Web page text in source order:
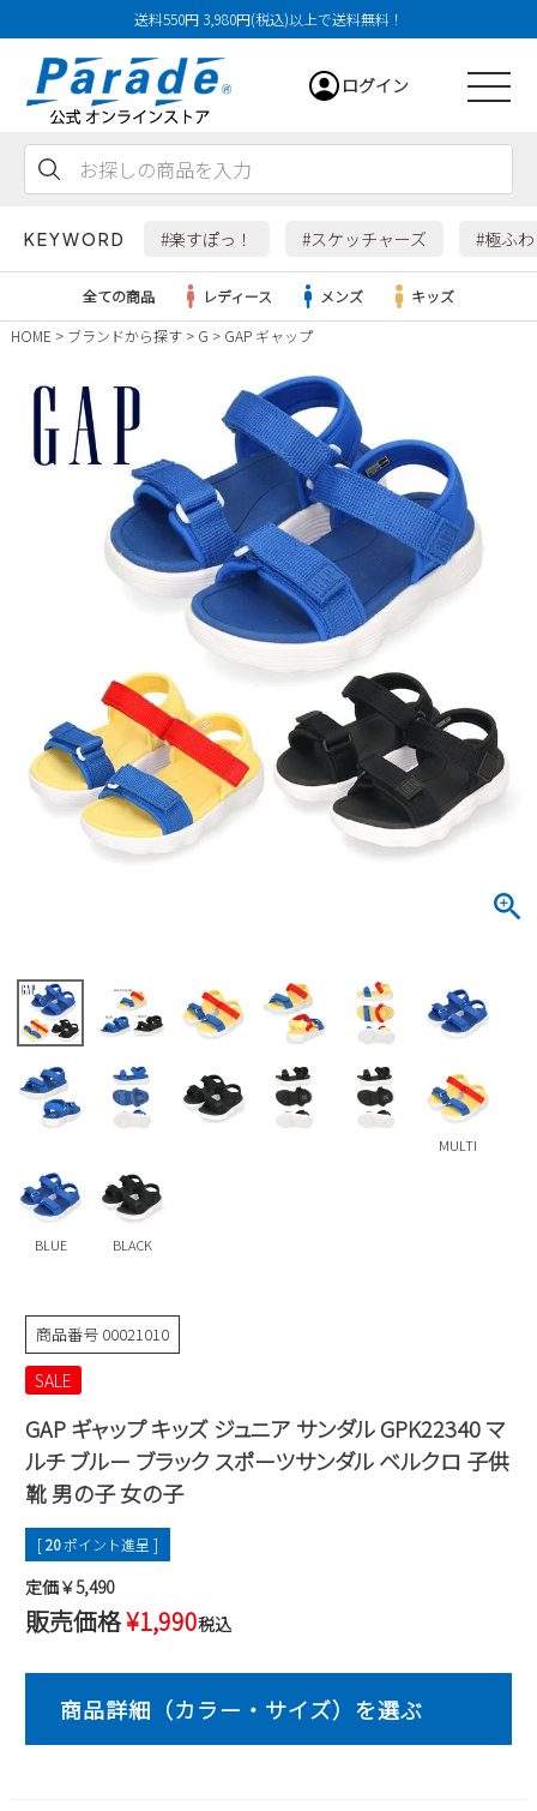
送料550円 3,980円(税込)以上で送料無料！
ログイン
KEYWORD #楽すぽっ！ #スケッチャーズ #極ふ
レディース
すべての商品
サンダル
レインシューズ
スニーカー
ローファー
カジュアルシューズ
ウェア
Parade
moz
new balance
puma
メンズ
すべての商品
レインシューズ
スニーカー
ビジネス・ドレスシューズ
ワークシューズ
ブーツ
ウェア
Parade
SKECHERS
EDWIN
new balance
キッズ
サンダル
レインシューズ
スニーカー
ブーツ
Parade
new balance
asics
すべての商品
レディース新入荷
メンズ新入荷
SALE
すべての商品
キッズSALE
バッグ
ボディバッグ
ハンドバッグ
ビジネスバッグ
トートバッグ
ショルダーバッグ
財布
すべての商品
ケア用品
雑貨
ご利用ガイド
会員サービス
メルマガ購買
営業日カレンダー
休業日 お問い合わせ窓口休業日
2026 年8月
日
9
10 11 12 13 14
15
16
17 18 19 20 21
23
24 25 26 27 28
29
全ての商品 レディース メンズ
キッズ
HOME
ブランドから探す G GAP ギャップ
MULTI
BLUE BLACK
商品番号 00021010
SALE
GAP ギャップ キッズ ジュニア サンダル GPK22340 マ
ルチ ブルー ブラック スポーツサンダル ベルクロ 子供
靴 男の子 女の子
[20ポイント進呈 ]
定価￥5,490
販売価格¥1,990税込